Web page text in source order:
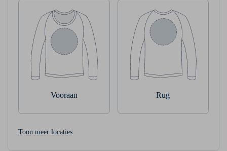
Vooraan Rug
Toon meer locaties